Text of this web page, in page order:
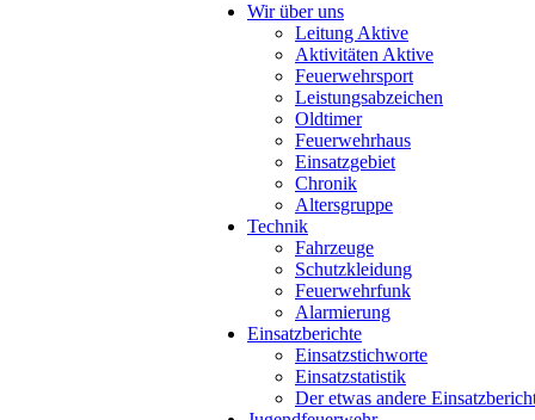
Wir über uns
Leitung Aktive
Aktivitäten Aktive
Feuerwehrsport
Leistungsabzeichen
Oldtimer
Feuerwehrhaus
Einsatzgebiet
Chronik
Altersgruppe
Technik
Fahrzeuge
Schutzkleidung
Feuerwehrfunk
Alarmierung
Einsatzberichte
Einsatzstichworte
Einsatzstatistik
Der etwas andere